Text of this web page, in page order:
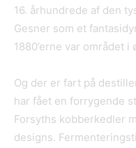
16. århundrede af den
Gesner som et
1880’erne var området
Og der er fart på
har fået en forrygende
Forsyths kobberkedler
designs.